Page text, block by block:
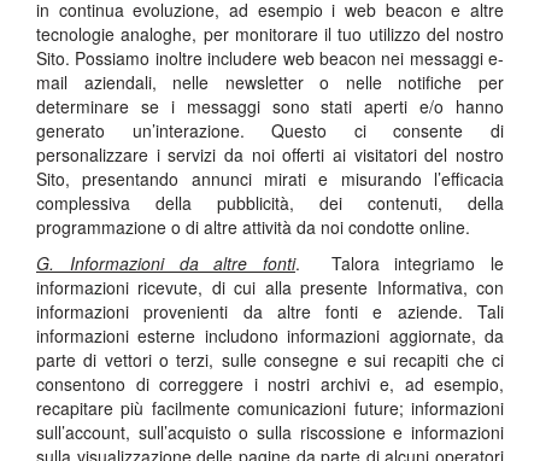
in continua evoluzione, ad esempio i web beacon e altre
tecnologie analoghe, per monitorare il tuo utilizzo del nostro
Sito. Possiamo inoltre includere web beacon nei messaggi e-
mail aziendali, nelle newsletter o nelle notifiche per
determinare se i messaggi sono stati aperti e/o hanno
generato un’interazione. Questo ci consente di
personalizzare i servizi da noi offerti ai visitatori del nostro
Sito, presentando annunci mirati e misurando l’efficacia
complessiva della pubblicità, dei contenuti, della
programmazione o di altre attività da noi condotte online.
G. Informazioni da altre fonti. Talora integriamo le
informazioni ricevute, di cui alla presente Informativa, con
informazioni provenienti da altre fonti e aziende. Tali
informazioni esterne includono informazioni aggiornate, da
parte di vettori o terzi, sulle consegne e sui recapiti che ci
consentono di correggere i nostri archivi e, ad esempio,
recapitare più facilmente comunicazioni future; informazioni
sull’account, sull’acquisto o sulla riscossione e informazioni
sulla visualizzazione delle pagine da parte di alcuni operatori